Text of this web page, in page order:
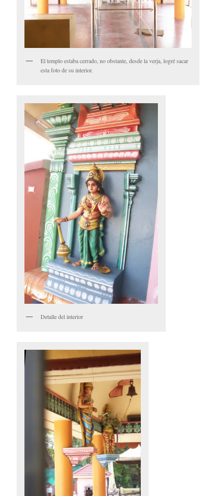
El templo estaba cerrado, no obstante, desde la verja, logré sacar
esta foto de su interior.
Detalle del interior